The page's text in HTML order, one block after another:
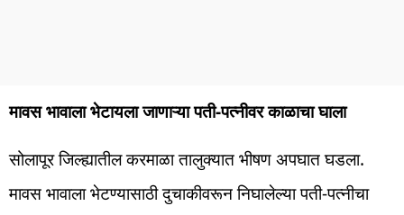
मावस भावाला भेटायला जाणाऱ्या पती-पत्नीवर काळाचा घाला
सोलापूर जिल्ह्यातील करमाळा तालुक्यात भीषण अपघात घडला.
मावस भावाला भेटण्यासाठी दुचाकीवरून निघालेल्या पती-पत्नीचा